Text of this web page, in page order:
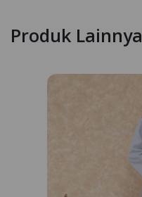
Produk Lainnya